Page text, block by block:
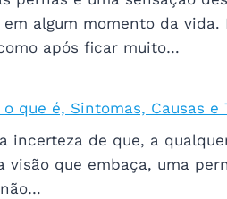
algum momento da vida.
após ficar muito…
que é, Sintomas, Causas e
incerteza de que, a
visão que embaça, uma